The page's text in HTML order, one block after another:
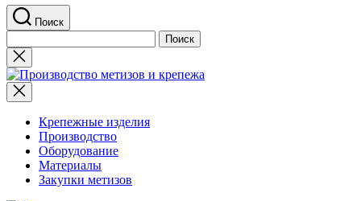
Поиск
Закрыть
поиск
Крепежные изделия
Производство
Оборудование
Материалы
Закупки метизов